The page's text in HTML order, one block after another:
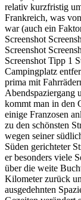
relativ kurzfristig
Frankreich, was
war (auch ein
Screenshot
Screenshot
Screenshot Tipp 1
Campingplatz
prima mit
Abendspaziergang
kommt man in den
einige Franzosen
zu den schönsten
wegen seiner
Süden gerichteter
er besonders viele
über die weite
Kilometer zurück
ausgedehnten